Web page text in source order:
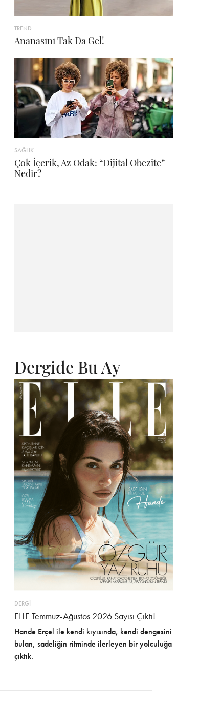
TREND
Ananasını Tak Da Gel!
SAĞLIK
Çok İçerik, Az Odak: “Dijital Obezite”
Nedir?
Dergide Bu Ay
DERGİ
ELLE Temmuz-Ağustos 2026 Sayısı Çıktı!
Hande Erçel ile kendi kıyısında, kendi dengesini
bulan, sadeliğin ritminde ilerleyen bir yolculuğa
çıktık.